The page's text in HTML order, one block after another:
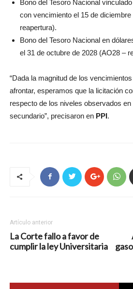
Bono del Tesoro Nacional
con vencimiento el 15 de
reapertura).
Bono del Tesoro Nacional en
el 31 de octubre de 2028 (AO28 –
“Dada la magnitud de los
afrontar, esperamos que la licitación
respecto de los niveles observados
secundario”, precisaron en PPI.
Artículo anterior
La Corte fallo a favor de
cumplir la ley Universitaria